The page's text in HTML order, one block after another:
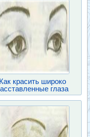
Как красить широко
глаза